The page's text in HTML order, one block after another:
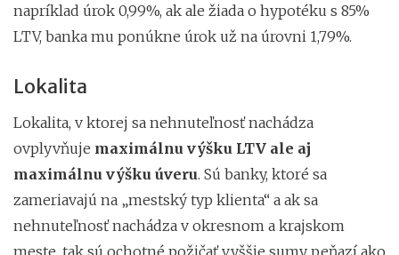
napríklad úrok 0,99%, ak ale žiada o hypotéku s 85%
LTV, banka mu ponúkne úrok už na úrovni 1,79%.
Lokalita
Lokalita, v ktorej sa nehnuteľnosť nachádza
ovplyvňuje maximálnu výšku LTV ale aj
maximálnu výšku úveru. Sú banky, ktoré sa
zameriavajú na „mestský typ klienta“ a ak sa
nehnuteľnosť nachádza v okresnom a krajskom
meste, tak sú ochotné požičať vyššie sumy peňazí ako